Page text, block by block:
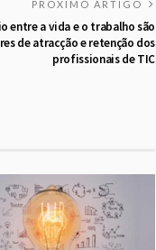
PRÓXIMO ARTIGO
entre a vida e o trabalho são
de atracção e retenção dos
profissionais de TIC